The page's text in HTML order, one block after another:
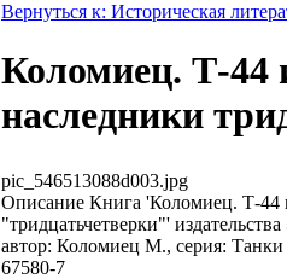
Вернуться к: Историческая
Коломиец. Т-44
наследники
pic_546513088d003.jpg
Описание Книга 'Коломиец. Т-44
"тридцатьчетверки"'
автор: Коломиец М., серия:
67580-7